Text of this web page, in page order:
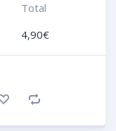
Total
4,90€